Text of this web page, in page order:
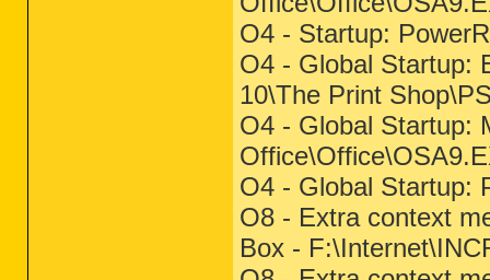
O4 - Startup:
O4 - Global Startup:
10\The Print
O4 - Global Startup:
O4 - Global Startup:
O8 - Extra context
Box -